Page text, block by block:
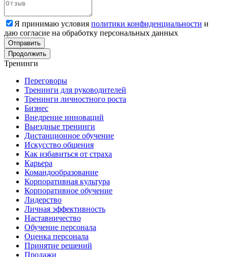
Я принимаю условия политики конфиденциальности и
даю согласие на обработку персональных данных
Отправить
Продолжить
Тренинги
Переговоры
Тренинги для руководителей
Тренинги личностного роста
Бизнес
Внедрение инноваций
Выездные тренинги
Дистанционное обучение
Искусство общения
Как избавиться от страха
Карьера
Командообразование
Корпоративная культура
Корпоративное обучение
Лидерство
Личная эффективность
Наставничество
Обучение персонала
Оценка персонала
Принятие решений
Продажи